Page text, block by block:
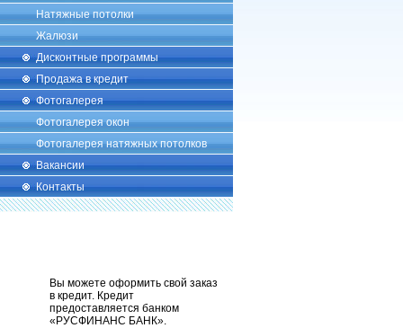
Натяжные потолки
Жалюзи
Дисконтные программы
Продажа в кредит
Фотогалерея
Фотогалерея окон
Фотогалерея натяжных потолков
Вакансии
Контакты
Вы можете оформить свой заказ
в кредит. Кредит
предоставляется банком
«РУСФИНАНС БАНК».